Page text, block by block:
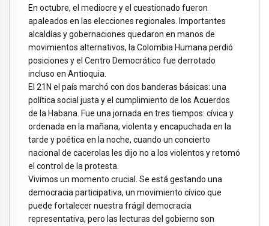
En octubre, el mediocre y el cuestionado fueron
apaleados en las elecciones regionales. Importantes
alcaldías y gobernaciones quedaron en manos de
movimientos alternativos, la Colombia Humana perdió
posiciones y el Centro Democrático fue derrotado
incluso en Antioquia.
El 21N el país marchó con dos banderas básicas: una
política social justa y el cumplimiento de los Acuerdos
de la Habana. Fue una jornada en tres tiempos: cívica y
ordenada en la mañana, violenta y encapuchada en la
tarde y poética en la noche, cuando un concierto
nacional de cacerolas les dijo no a los violentos y retomó
el control de la protesta.
Vivimos un momento crucial. Se está gestando una
democracia participativa, un movimiento cívico que
puede fortalecer nuestra frágil democracia
representativa, pero las lecturas del gobierno son